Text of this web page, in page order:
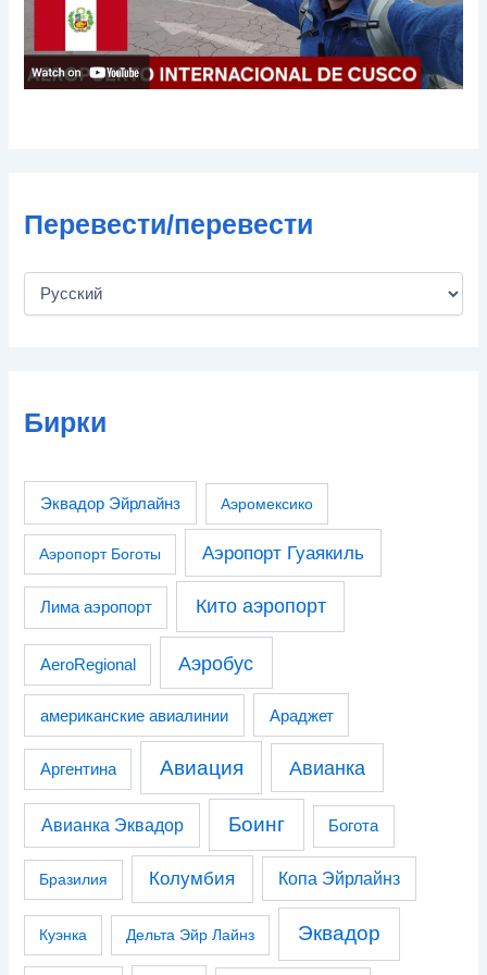
Перевести/перевести
Бирки
Эквадор Эйрлайнз Аэромексико
Аэропорт Боготы Аэропорт Гуаякиль
Лима аэропорт Кито аэропорт
AeroRegional Аэробус
американские авиалинии Араджет
Аргентина Авиация Авианка
Авианка Эквадор Боинг Богота
Бразилия Колумбия Копа Эйрлайнз
Куэнка Дельта Эйр Лайнз Эквадор